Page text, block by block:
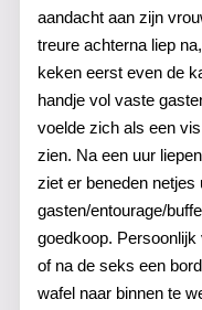
aandacht aan zijn
treure achterna liep
keken eerst even de
handje vol vaste
voelde zich als een
zien. Na een uur
ziet er beneden
gasten/entourage/
goedkoop.
of na de seks een
wafel naar binnen te